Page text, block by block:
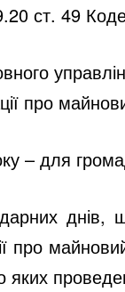
ст. 49
про
– для
днів,
про
яких